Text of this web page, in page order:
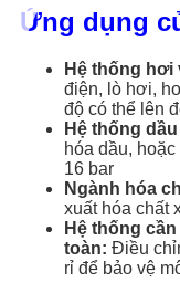
Ứng dụng
Hệ thống hơi
điện, lò hơi,
độ có thể lên
Hệ thống
hóa dầu,
16 bar
Ngành hóa
xuất hóa chất
Hệ thống
toàn: Điều
rỉ để bảo vệ